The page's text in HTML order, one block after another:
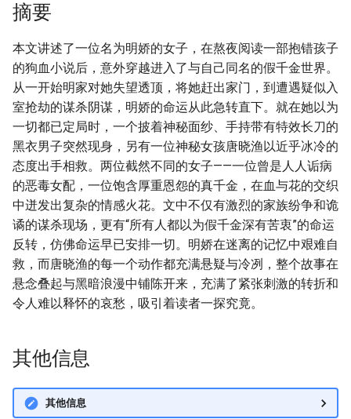
摘要
本文讲述了一位名为明娇的女子，在熬夜阅读一部抱错孩子
的狗血小说后，意外穿越进入了与自己同名的假千金世界。
从一开始明家对她失望透顶，将她赶出家门，到遭遇疑似入
室抢劫的谋杀阴谋，明娇的命运从此急转直下。就在她以为
一切都已定局时，一个披着神秘面纱、手持带有特效长刀的
黑衣男子突然现身，另有一位神秘女孩唐晓渔以近乎冰冷的
态度出手相救。两位截然不同的女子——一位曾是人人诟病
的恶毒女配，一位饱含厚重恩怨的真千金，在血与花的交织
中迸发出复杂的情感火花。文中不仅有激烈的家族纷争和诡
谲的谋杀现场，更有“所有人都以为假千金深有苦衷”的命运
反转，仿佛命运早已安排一切。明娇在迷离的记忆中艰难自
救，而唐晓渔的每一个动作都充满悬疑与冷冽，整个故事在
悬念叠起与黑暗浪漫中铺陈开来，充满了紧张刺激的转折和
令人难以释怀的哀愁，吸引着读者一探究竟。
其他信息
其他信息